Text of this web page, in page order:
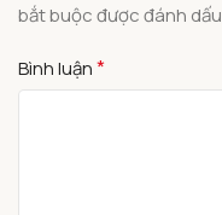
bắt buộc được đánh dấu
Bình luận*